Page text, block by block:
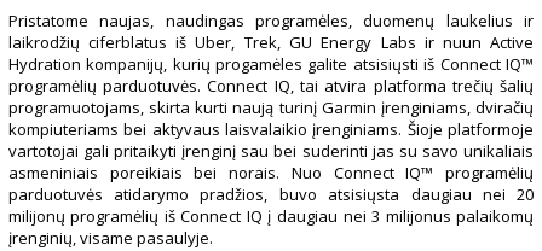
Pristatome naujas, naudingas programėles, duomenų laukelius ir
laikrodžių ciferblatus iš Uber, Trek, GU Energy Labs ir nuun Active
Hydration kompanijų, kurių progamėles galite atsisiųsti iš Connect IQ™
programėlių parduotuvės. Connect IQ, tai atvira platforma trečių šalių
programuotojams, skirta kurti naują turinį Garmin įrenginiams, dviračių
kompiuteriams bei aktyvaus laisvalaikio įrenginiams. Šioje platformoje
vartotojai gali pritaikyti įrenginį sau bei suderinti jas su savo unikaliais
asmeniniais poreikiais bei norais. Nuo Connect IQ™ programėlių
parduotuvės atidarymo pradžios, buvo atsisiųsta daugiau nei 20
milijonų programėlių iš Connect IQ į daugiau nei 3 milijonus palaikomų
įrenginių, visame pasaulyje.